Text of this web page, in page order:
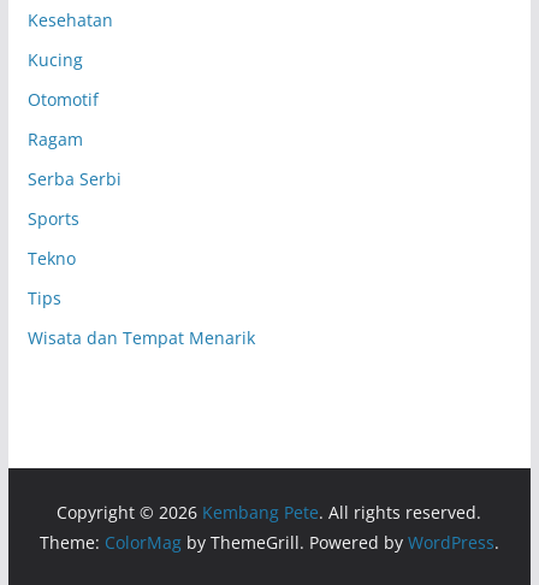
Kesehatan
Kucing
Otomotif
Ragam
Serba Serbi
Sports
Tekno
Tips
Wisata dan Tempat Menarik
Copyright © 2026 Kembang Pete. All rights reserved.
Theme: ColorMagby ThemeGrill. Powered by WordPress.